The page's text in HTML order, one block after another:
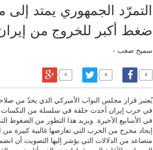
التمرّد الجمهوري يمتد
ضغط أكبر للخروج من
سميح صعب -
8
8
6
يُعتبر قرار مجلس النواب الأميركي الذي يحدّ من
في حرب إيران أحدث حلقة في سلسلة من النكسات
في الأسابيع الأخيرة. ويزيد هذا التطور من الضغوط
إيجاد مخرج من الحرب التي تعارضها غالبية كبيرة
متصاعد من الدلالات التي يؤشر إليها التصويت أن